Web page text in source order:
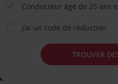
Conducteur âgé de 25 ans
J’ai un code de réduction
TROUVER